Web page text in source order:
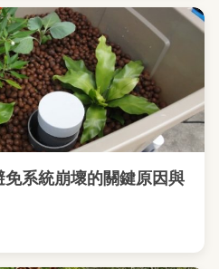
系統崩壞的關鍵原因與